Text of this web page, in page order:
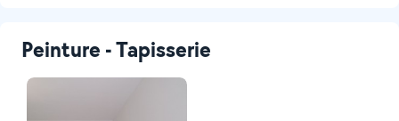
Peinture - Tapisserie